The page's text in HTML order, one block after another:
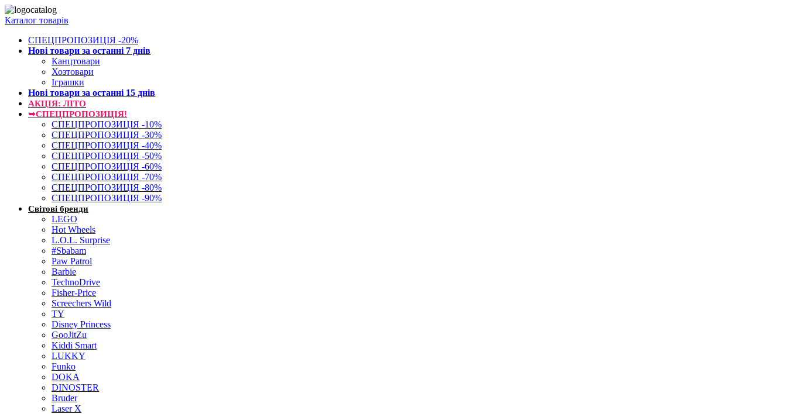
Каталог товарів
СПЕЦПРОПОЗИЦІЯ -20%
Нові товари за останнi 7 днiв
Канцтовари
Хозтовари
Іграшки
Нові товари за останнi 15 днiв
АКЦІЯ: ЛІТО
➥СПЕЦПРОПОЗИЦІЯ!
СПЕЦПРОПОЗИЦІЯ -10%
СПЕЦПРОПОЗИЦІЯ -30%
СПЕЦПРОПОЗИЦІЯ -40%
СПЕЦПРОПОЗИЦІЯ -50%
СПЕЦПРОПОЗИЦІЯ -60%
СПЕЦПРОПОЗИЦІЯ -70%
СПЕЦПРОПОЗИЦІЯ -80%
СПЕЦПРОПОЗИЦІЯ -90%
Світові бренди
LEGO
Hot Wheels
L.O.L. Surprise
#Sbabam
Paw Patrol
Barbie
TechnoDrive
Fisher-Price
Screechers Wild
TY
Disney Princess
GooJitZu
Kiddi Smart
LUKKY
Funko
DOKA
DINOSTER
Bruder
Laser X